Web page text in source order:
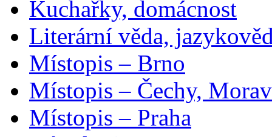
Kuchařky, domácnost
Literární věda,
Místopis – Brno
Místopis – Čechy,
Místopis – Praha